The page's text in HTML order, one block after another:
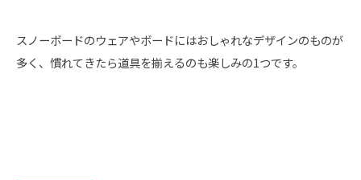
スノーボードのウェアやボードにはおしゃれなデザインのものが
多く、慣れてきたら道具を揃えるのも楽しみの1つです。